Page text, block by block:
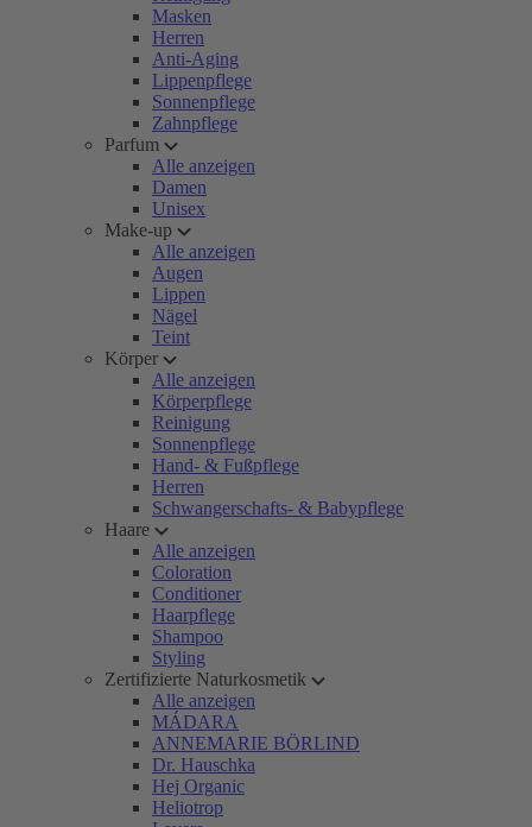
Masken
Herren
Anti-Aging
Lippenpflege
Sonnenpflege
Zahnpflege
Parfum
Alle anzeigen
Damen
Unisex
Make-up
Alle anzeigen
Augen
Lippen
Nägel
Teint
Körper
Alle anzeigen
Körperpflege
Reinigung
Sonnenpflege
Hand- & Fußpflege
Herren
Schwangerschafts- & Babypflege
Haare
Alle anzeigen
Coloration
Conditioner
Haarpflege
Shampoo
Styling
Zertifizierte Naturkosmetik
Alle anzeigen
MÁDARA
ANNEMARIE BÖRLIND
Dr. Hauschka
Hej Organic
Heliotrop